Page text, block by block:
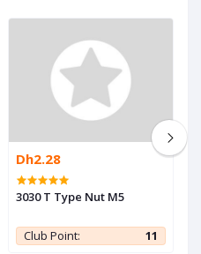
Dh2.28
3030 T Type Nut M5
Club Point: 11